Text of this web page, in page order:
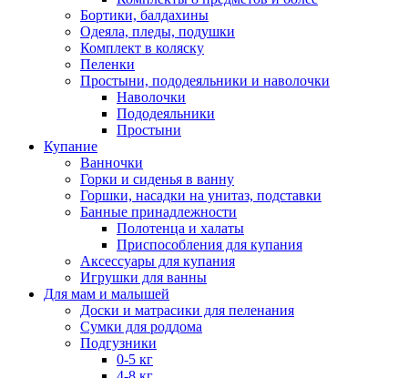
Бортики, балдахины
Одеяла, пледы, подушки
Комплект в коляску
Пеленки
Простыни, пододеяльники и наволочки
Наволочки
Пододеяльники
Простыни
Купание
Ванночки
Горки и сиденья в ванну
Горшки, насадки на унитаз, подставки
Банные принадлежности
Полотенца и халаты
Приспособления для купания
Аксессуары для купания
Игрушки для ванны
Для мам и малышей
Доски и матрасики для пеленания
Сумки для роддома
Подгузники
0-5 кг